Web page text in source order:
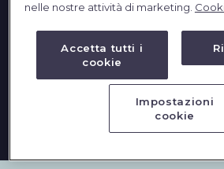
2023 © DBInformation SPA - Partita
PRIVACY|
nelle nostre attività di marketing.
Accetta tutti i
cookie
Impostazioni
cookie